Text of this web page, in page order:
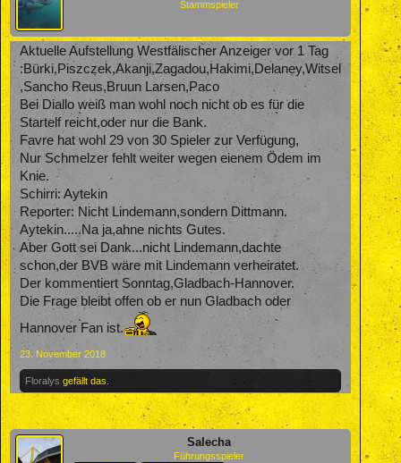
Stammspieler
Aktuelle Aufstellung Westfälischer Anzeiger vor 1 Tag
:Bürki,Piszczek,Akanji,Zagadou,Hakimi,Delaney,Witsel
,Sancho Reus,Bruun Larsen,Paco
Bei Diallo weiß man wohl noch nicht ob es für die
Startelf reicht,oder nur die Bank.
Favre hat wohl 29 von 30 Spieler zur Verfügung,
Nur Schmelzer fehlt weiter wegen eienem Ödem im
Knie.
Schirri: Aytekin
Reporter: Nicht Lindemann,sondern Dittmann.
Aytekin.....Na ja,ahne nichts Gutes.
Aber Gott sei Dank...nicht Lindemann,dachte
schon,der BVB wäre mit Lindemann verheiratet.
Der kommentiert Sonntag,Gladbach-Hannover.
Die Frage bleibt offen ob er nun Gladbach oder
Hannover Fan ist.
23. November 2018
Floralys gefällt das.
Salecha
Führungsspieler